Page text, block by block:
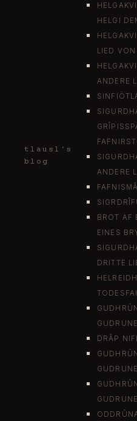
tlausl's
blog
HELGI
LIED
ANDERE
ANDERE
BROT AF
EINES
DRITTE
DRÂP